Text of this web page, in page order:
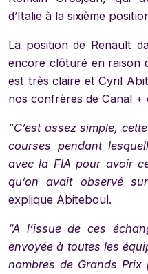
d’Italie à la sixième
La position de Renault
encore clôturé en raison
est très claire et Cyril
nos confrères de Canal +
“C’est assez simple,
courses pendant
avec la FIA pour avoir
qu’on avait observé
explique Abiteboul.
“A l’issue de ces
envoyée à toutes les
nombres de Grands